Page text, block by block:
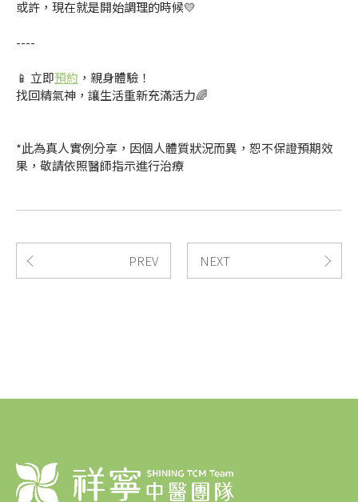
或許，現在就是開始調理的時候💛
----
📱 立即預約 ，親身體驗！
找回精氣神，讓生活重新充滿活力🌈
*此為真人實例分享，因個人體質狀況而異，恕不保證預期效
果，敬請依照醫師指示進行治療
PREV NEXT